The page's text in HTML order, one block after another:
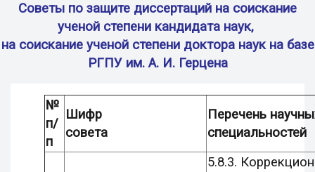
Советы по защите диссертаций на соискание
ученой степени кандидата наук,
на соискание ученой степени доктора наук на базе
РГПУ им. А. И. Герцена
№
п/
п
Шифр
совета
Перечень
специальностей
5.8.3.